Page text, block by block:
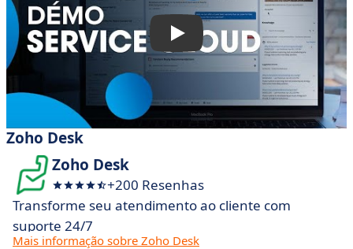
Zoho Desk
Zoho Desk
+200 Resenhas
Transforme seu atendimento ao cliente com
suporte 24/7
Mais informação sobre Zoho Desk